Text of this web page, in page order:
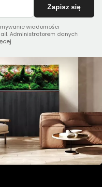
Zapisz się
wiadomości
Administratorem danych